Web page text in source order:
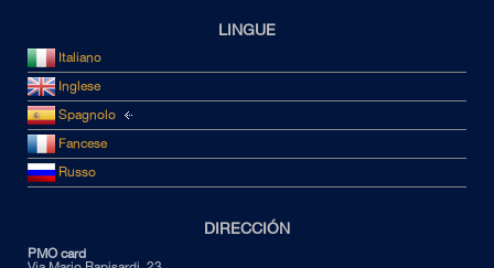
LINGUE
Italiano
Inglese
Spagnolo
Fancese
Russo
DIRECCIÓN
PMO card